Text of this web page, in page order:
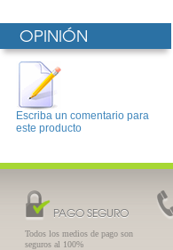
OPINIÓN
Escriba un comentario para
este producto
PAGO SEGURO
Todos los medios de pago son
seguros al 100%